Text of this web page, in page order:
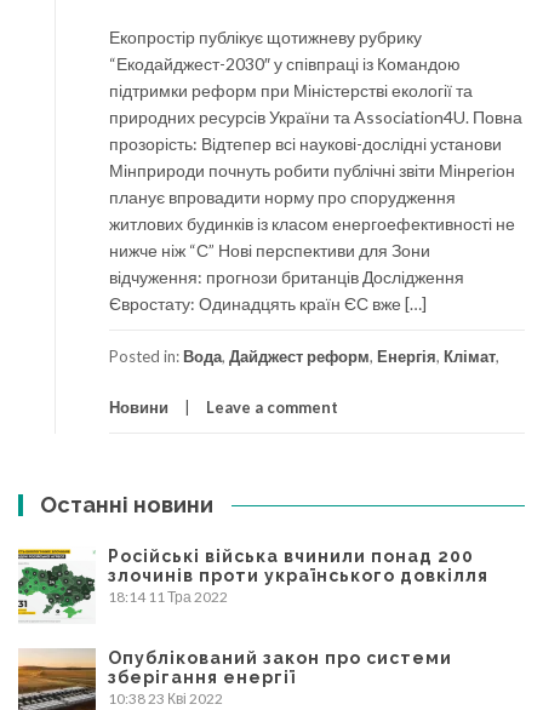
Екопростір публікує щотижневу рубрику
“Екодайджест-2030″ у співпраці із Командою
підтримки реформ при Міністерстві екології та
природних ресурсів України та Association4U. Повна
прозорість: Відтепер всі наукові-дослідні установи
Мінприроди почнуть робити публічні звіти Мінрегіон
планує впровадити норму про спорудження
житлових будинків із класом енергоефективності не
нижче ніж “С” Нові перспективи для Зони
відчуження: прогнози британців Дослідження
Євростату: Одинадцять країн ЄС вже […]
Posted in: Вода, Дайджест реформ, Енергія, Клімат,
Новини Leave a comment
Останні новини
Російські війська вчинили понад 200
злочинів проти українського довкілля
18:14 11 Тра 2022
Опублікований закон про системи
зберігання енергії
10:3823 Кві 2022